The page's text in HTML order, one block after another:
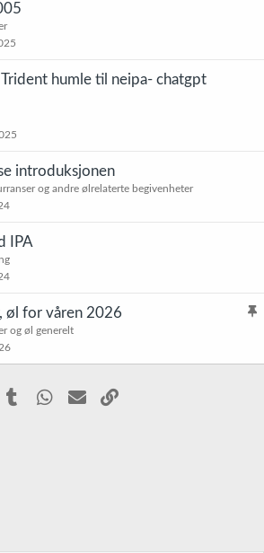
humle til neipa- chatgpt
introduksjonen
og andre ølrelaterte begivenheter
IPA
K
s
øl for våren 2026
og øl generelt
Tumblr WhatsApp
E-post